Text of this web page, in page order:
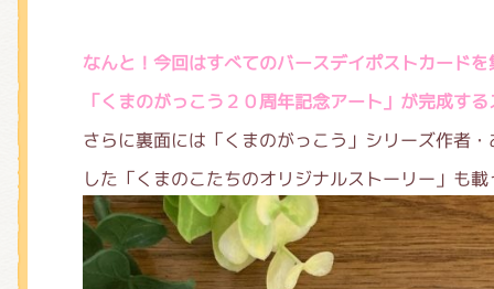
なんと！今回はすべてのバースデイポストカード
「くまのがっこう２０周年記念アート」が完成す
さらに裏面には「くまのがっこう」シリーズ作者
した「くまのこたちのオリジナルストーリー」も